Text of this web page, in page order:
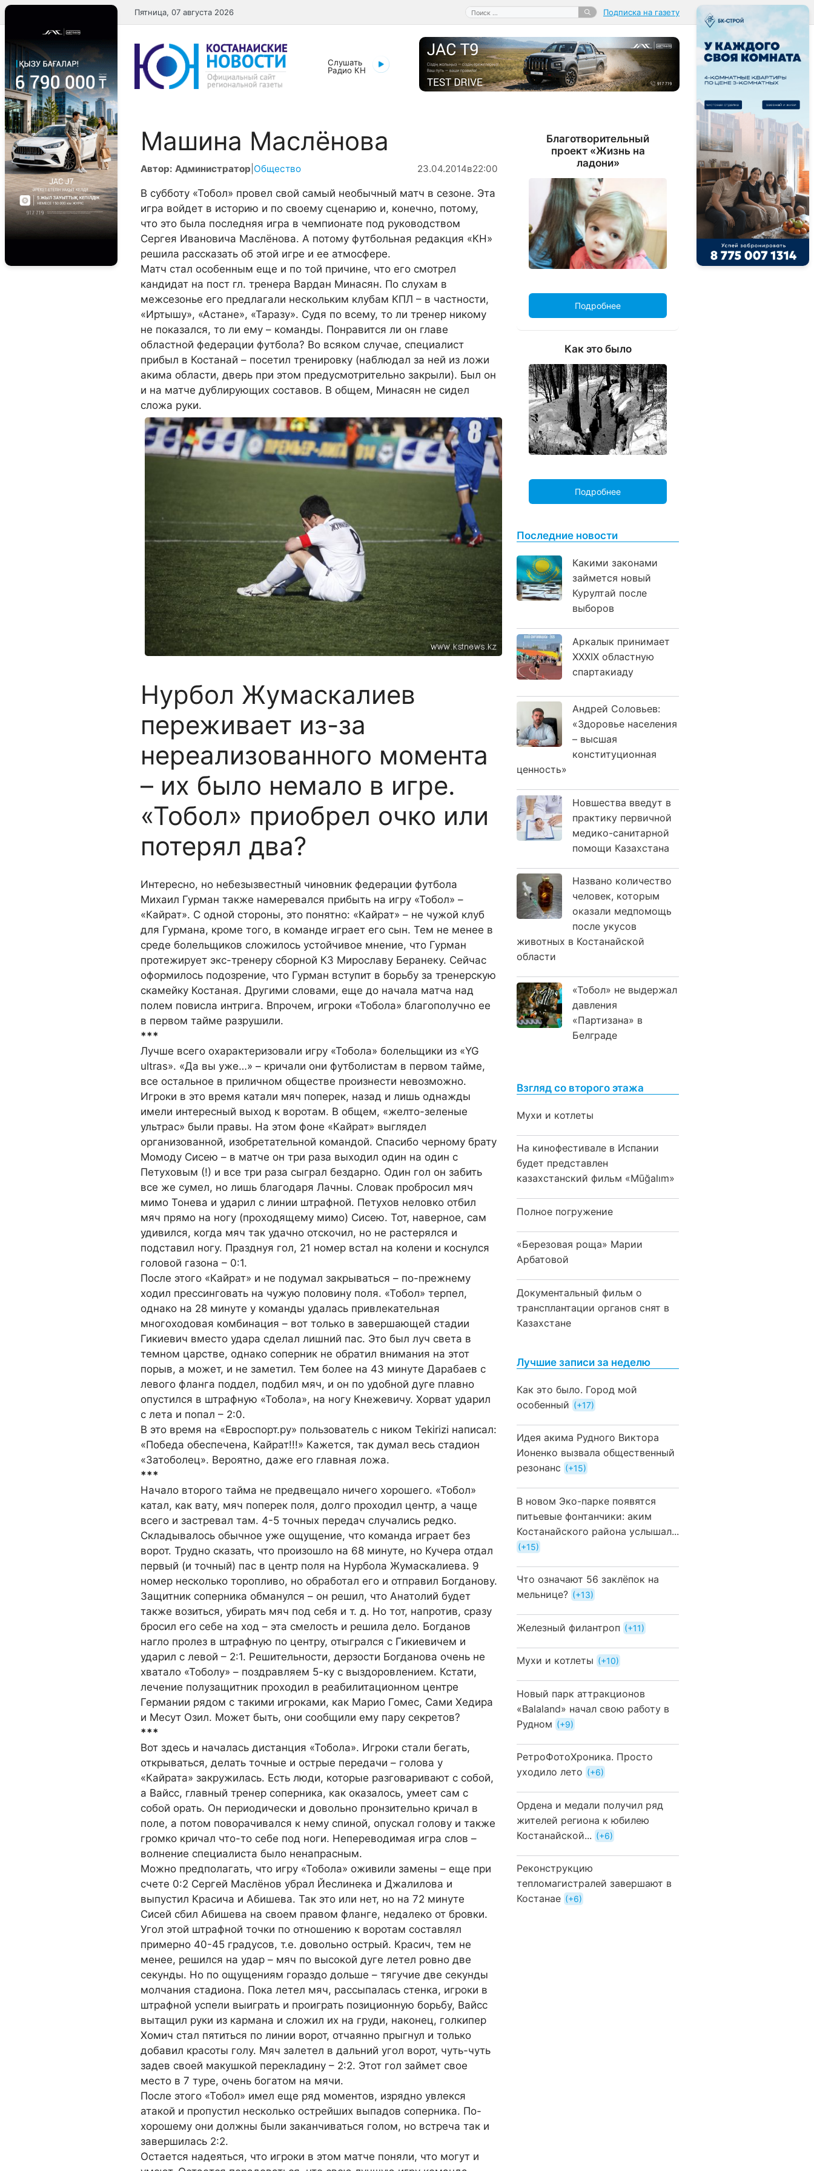
Перейти
к
содержимому
Поиск:
Пятница, 07 августа 2026 Подписка на газету
Слушать
Радио КН
Машина Маслёнова
Автор: Администратор Общество 23.04.2014в22:00
В субботу «Тобол» провел свой самый необычный матч в сезоне. Эта
игра войдет в историю и по своему сценарию и, конечно, потому,
что это была последняя игра в чемпионате под руководством
Сергея Ивановича Маслёнова. А потому футбольная редакция «КН»
решила рассказать об этой игре и ее атмосфере.
Матч стал особенным еще и по той причине, что его смотрел
кандидат на пост гл. тренера Вардан Минасян. По слухам в
межсезонье его предлагали нескольким клубам КПЛ – в частности,
«Иртышу», «Астане», «Таразу». Судя по всему, то ли тренер никому
не показался, то ли ему – команды. Понравится ли он главе
областной федерации футбола? Во всяком случае, специалист
прибыл в Костанай – посетил тренировку (наблюдал за ней из ложи
акима области, дверь при этом предусмотрительно закрыли). Был он
и на матче дублирующих составов. В общем, Минасян не сидел
сложа руки.
Нурбол Жумаскалиев
переживает из-за
нереализованного момента
– их было немало в игре.
«Тобол» приобрел очко или
потерял два?
Интересно, но небезызвестный чиновник федерации футбола
Михаил Гурман также намеревался прибыть на игру «Тобол» –
«Кайрат». С одной стороны, это понятно: «Кайрат» – не чужой клуб
для Гурмана, кроме того, в команде играет его сын. Тем не менее в
среде болельщиков сложилось устойчивое мнение, что Гурман
протежирует экс-тренеру сборной КЗ Мирославу Беранеку. Сейчас
оформилось подозрение, что Гурман вступит в борьбу за тренерскую
скамейку Костаная. Другими словами, еще до начала матча над
полем повисла интрига. Впрочем, игроки «Тобола» благополучно ее
в первом тайме разрушили.
***
Лучше всего охарактеризовали игру «Тобола» болельщики из «YG
ultras». «Да вы уже…» – кричали они футболистам в первом тайме,
все остальное в приличном обществе произнести невозможно.
Игроки в это время катали мяч поперек, назад и лишь однажды
имели интересный выход к воротам. В общем, «желто-зеленые
ультрас» были правы. На этом фоне «Кайрат» выглядел
организованной, изобретательной командой. Спасибо черному брату
Момоду Сисею – в матче он три раза выходил один на один с
Петуховым (!) и все три раза сыграл бездарно. Один гол он забить
все же сумел, но лишь благодаря Лачны. Словак пробросил мяч
мимо Тонева и ударил с линии штрафной. Петухов неловко отбил
мяч прямо на ногу (проходящему мимо) Сисею. Тот, наверное, сам
удивился, когда мяч так удачно отскочил, но не растерялся и
подставил ногу. Празднуя гол, 21 номер встал на колени и коснулся
головой газона – 0:1.
После этого «Кайрат» и не подумал закрываться – по-прежнему
ходил прессинговать на чужую половину поля. «Тобол» терпел,
однако на 28 минуте у команды удалась привлекательная
многоходовая комбинация – вот только в завершающей стадии
Гикиевич вместо удара сделал лишний пас. Это был луч света в
темном царстве, однако соперник не обратил внимания на этот
порыв, а может, и не заметил. Тем более на 43 минуте Дарабаев с
левого фланга поддел, подбил мяч, и он по удобной дуге плавно
опустился в штрафную «Тобола», на ногу Кнежевичу. Хорват ударил
с лета и попал – 2:0.
В это время на «Евроспорт.ру» пользователь с ником Tekirizi написал:
«Победа обеспечена, Кайрат!!!» Кажется, так думал весь стадион
«Затоболец». Вероятно, даже его главная ложа.
***
Начало второго тайма не предвещало ничего хорошего. «Тобол»
катал, как вату, мяч поперек поля, долго проходил центр, а чаще
всего и застревал там. 4-5 точных передач случались редко.
Складывалось обычное уже ощущение, что команда играет без
ворот. Трудно сказать, что произошло на 68 минуте, но Кучера отдал
первый (и точный) пас в центр поля на Нурбола Жумаскалиева. 9
номер несколько торопливо, но обработал его и отправил Богданову.
Защитник соперника обманулся – он решил, что Анатолий будет
также возиться, убирать мяч под себя и т. д. Но тот, напротив, сразу
бросил его себе на ход – эта смелость и решила дело. Богданов
нагло пролез в штрафную по центру, отыгрался с Гикиевичем и
ударил с левой – 2:1. Решительности, дерзости Богданова очень не
хватало «Тоболу» – поздравляем 5-ку с выздоровлением. Кстати,
лечение полузащитник проходил в реабилитационном центре
Германии рядом с такими игроками, как Марио Гомес, Сами Хедира
и Месут Озил. Может быть, они сообщили ему пару секретов?
***
Вот здесь и началась дистанция «Тобола». Игроки стали бегать,
открываться, делать точные и острые передачи – голова у
«Кайрата» закружилась. Есть люди, которые разговаривают с собой,
а Вайсс, главный тренер соперника, как оказалось, умеет сам с
собой орать. Он периодически и довольно пронзительно кричал в
поле, а потом поворачивался к нему спиной, опускал голову и также
громко кричал что-то себе под ноги. Непереводимая игра слов –
волнение специалиста было ненапрасным.
Можно предполагать, что игру «Тобола» оживили замены – еще при
счете 0:2 Сергей Маслёнов убрал Йеслинека и Джалилова и
выпустил Красича и Абишева. Так это или нет, но на 72 минуте
Сисей сбил Абишева на своем правом фланге, недалеко от бровки.
Угол этой штрафной точки по отношению к воротам составлял
примерно 40-45 градусов, т.е. довольно острый. Красич, тем не
менее, решился на удар – мяч по высокой дуге летел ровно две
секунды. Но по ощущениям гораздо дольше – тягучие две секунды
молчания стадиона. Пока летел мяч, рассыпалась стенка, игроки в
штрафной успели выиграть и проиграть позиционную борьбу, Вайсс
вытащил руки из кармана и сложил их на груди, наконец, голкипер
Хомич стал пятиться по линии ворот, отчаянно прыгнул и только
добавил красоты голу. Мяч залетел в дальний угол ворот, чуть-чуть
задев своей макушкой перекладину – 2:2. Этот гол займет свое
место в 7 туре, очень богатом на мячи.
После этого «Тобол» имел еще ряд моментов, изрядно увлекся
атакой и пропустил несколько острейших выпадов соперника. По-
хорошему они должны были заканчиваться голом, но встреча так и
завершилась 2:2.
Остается надеяться, что игроки в этом матче поняли, что могут и
Благотворительный
проект «Жизнь на
ладони»
Подробнее
Как это было
Подробнее
Последние новости
Какими законами
займется новый
Курултай после
выборов
Аркалык принимает
XXXIX областную
спартакиаду
Андрей Соловьев:
«Здоровье населения
– высшая
конституционная
ценность»
Новшества введут в
практику первичной
медико-санитарной
помощи Казахстана
Названо количество
человек, которым
оказали медпомощь
после укусов
животных в Костанайской
области
«Тобол» не выдержал
давления
«Партизана» в
Белграде
Взгляд со второго этажа
Мухи и котлеты
На кинофестивале в Испании
будет представлен
казахстанский фильм «Mūğalım»
Полное погружение
«Березовая роща» Марии
Арбатовой
Документальный фильм о
трансплантации органов снят в
Казахстане
Лучшие записи за неделю
Как это было. Город мой
особенный
+17
Идея акима Рудного Виктора
Ионенко вызвала общественный
резонанс
+15
В новом Эко-парке появятся
питьевые фонтанчики: аким
Костанайского района услышал...
+15
Что означают 56 заклёпок на
мельнице?
+13
Железный филантроп +11
Мухи и котлеты +10
Новый парк аттракционов
«Balaland» начал свою работу в
Рудном
+9
РетроФотоХроника. Просто
уходило лето
+6
Ордена и медали получил ряд
жителей региона к юбилею
Костанайской...
+6
Реконструкцию
тепломагистралей завершают в
Костанае
+6